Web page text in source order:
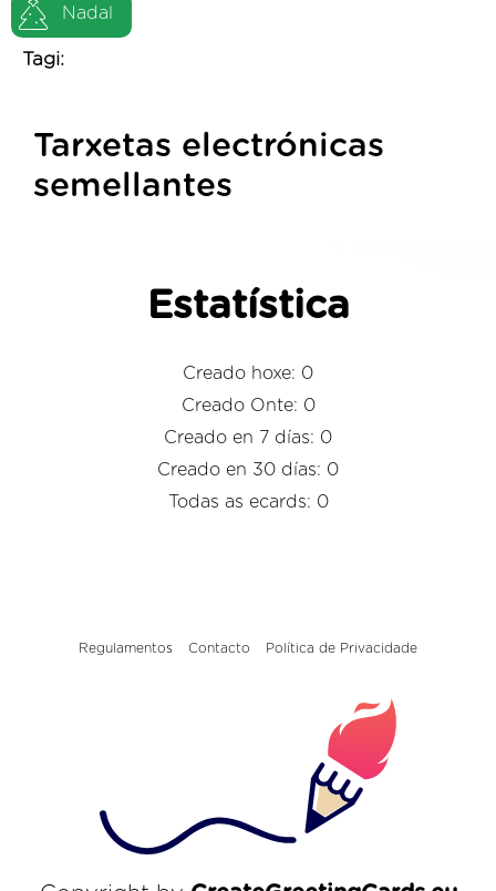
Nadal
Tagi:
Tarxetas electrónicas
semellantes
Estatística
Creado hoxe: 0
Creado Onte: 0
Creado en 7 días: 0
Creado en 30 días: 0
Todas as ecards: 0
Regulamentos Contacto Política de Privacidade